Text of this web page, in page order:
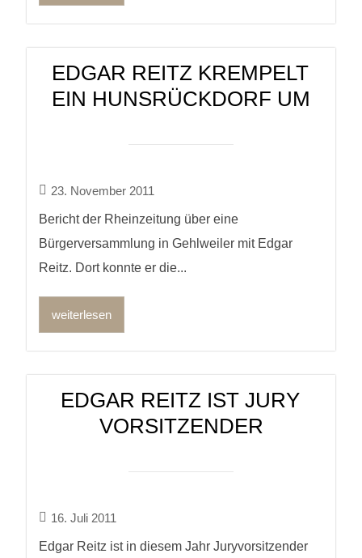
EDGAR REITZ KREMPELT
EIN HUNSRÜCKDORF UM
23. November 2011
Bericht der Rheinzeitung über eine
Bürgerversammlung in Gehlweiler mit Edgar
Reitz. Dort konnte er die...
weiterlesen
EDGAR REITZ IST JURY
VORSITZENDER
16. Juli 2011
Edgar Reitz ist in diesem Jahr Juryvorsitzender